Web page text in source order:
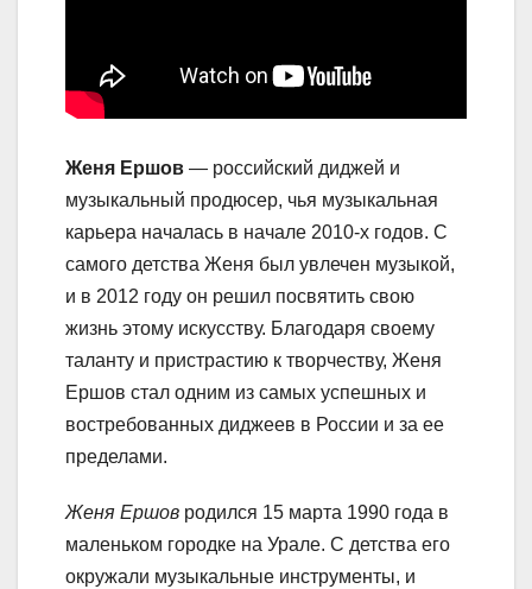
Женя Ершов — российский диджей и
музыкальный продюсер, чья музыкальная
карьера началась в начале 2010-х годов. С
самого детства Женя был увлечен музыкой,
и в 2012 году он решил посвятить свою
жизнь этому искусству. Благодаря своему
таланту и пристрастию к творчеству, Женя
Ершов стал одним из самых успешных и
востребованных диджеев в России и за ее
пределами.
Женя Ершов родился 15 марта 1990 года в
маленьком городке на Урале. С детства его
окружали музыкальные инструменты, и